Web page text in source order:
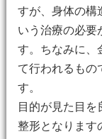
すが、身体の構
いう治療の必要
す。ちなみに、
て行われるもの
す。
目的が見た目
整形となります